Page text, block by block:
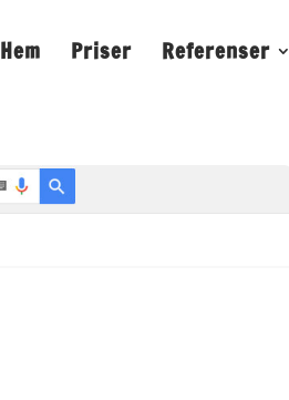
Hem Priser Referenser